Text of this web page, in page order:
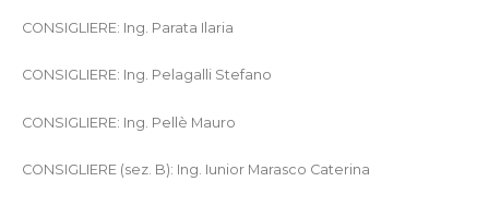
CONSIGLIERE: Ing. Parata Ilaria
CONSIGLIERE: Ing. Pelagalli Stefano
CONSIGLIERE: Ing. Pellè Mauro
CONSIGLIERE (sez. B): Ing. Iunior Marasco Caterina